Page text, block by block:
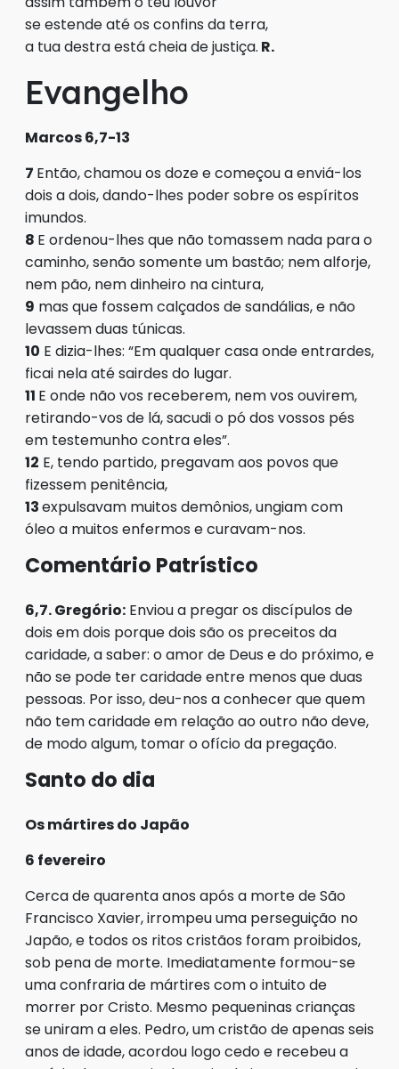
se estende até os confins da terra,
a tua destra está cheia de justiça. R.
Evangelho
Marcos 6,7-13
7 Então, chamou os doze e começou a enviá-los
dois a dois, dando-lhes poder sobre os espíritos
imundos.
8 E ordenou-lhes que não tomassem nada para o
caminho, senão somente um bastão; nem alforje,
nem pão, nem dinheiro na cintura,
9 mas que fossem calçados de sandálias, e não
levassem duas túnicas.
10 E dizia-lhes: “Em qualquer casa onde entrardes,
ficai nela até sairdes do lugar.
11 E onde não vos receberem, nem vos ouvirem,
retirando-vos de lá, sacudi o pó dos vossos pés
em testemunho contra eles”.
12 E, tendo partido, pregavam aos povos que
fizessem penitência,
13expulsavam muitos demônios, ungiam com
óleo a muitos enfermos e curavam-nos.
Comentário Patrístico
6,7. Gregório: Enviou a pregar os discípulos de
dois em dois porque dois são os preceitos da
caridade, a saber: o amor de Deus e do próximo, e
não se pode ter caridade entre menos que duas
pessoas. Por isso, deu-nos a conhecer que quem
não tem caridade em relação ao outro não deve,
de modo algum, tomar o ofício da pregação.
Santo do dia
Os mártires do Japão
6 fevereiro
Cerca de quarenta anos após a morte de São
Francisco Xavier, irrompeu uma perseguição no
Japão, e todos os ritos cristãos foram proibidos,
sob pena de morte. Imediatamente formou-se
uma confraria de mártires com o intuito de
morrer por Cristo. Mesmo pequeninas crianças
se uniram a eles. Pedro, um cristão de apenas seis
anos de idade, acordou logo cedo e recebeu a